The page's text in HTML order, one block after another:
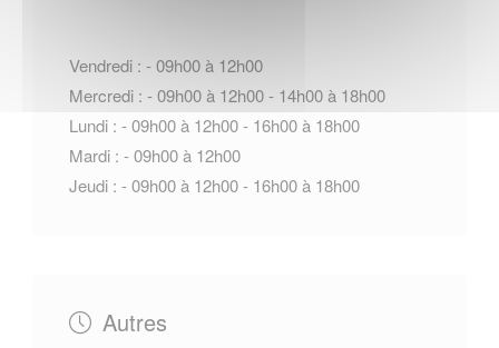
Vendredi : - 09h00 à 12h00
Mercredi : - 09h00 à 12h00 - 14h00 à 18h00
Lundi : - 09h00 à 12h00 - 16h00 à 18h00
Mardi : - 09h00 à 12h00
Jeudi : - 09h00 à 12h00 - 16h00 à 18h00
Autres